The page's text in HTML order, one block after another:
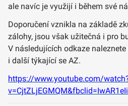
ale navíc je využijí i během své
Doporučení vznikla na základě
zálohy, jsou však užitečná i pro
V následujících odkaze
i další týkající se AZ.
https://www.youtube.com/